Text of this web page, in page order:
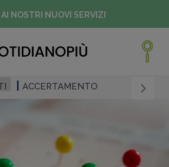
NOSTRI NUOVI SERVIZI
ACCERTAMENTO